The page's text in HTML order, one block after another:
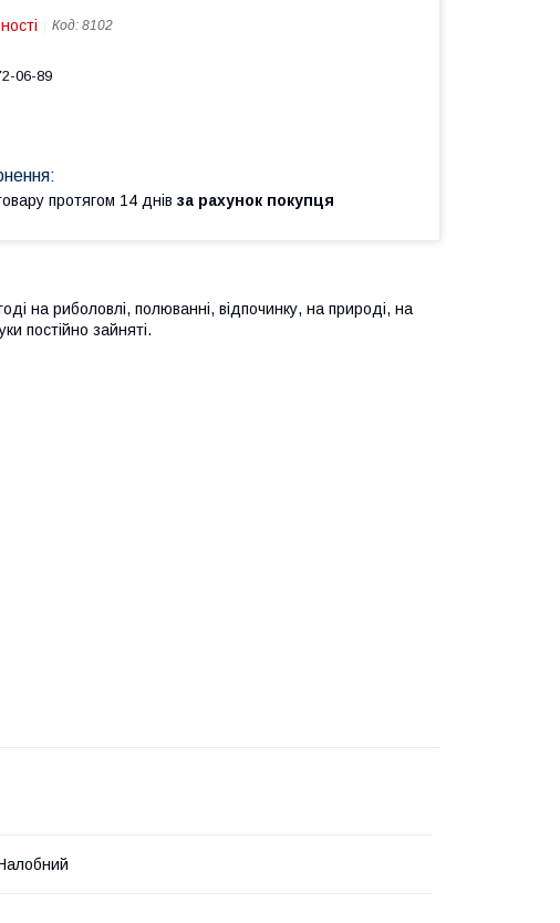
Код: 8102
06-89
протягом 14 днів за рахунок покупця
на риболовлі, полюванні, відпочинку, на природі, на
постійно зайняті.